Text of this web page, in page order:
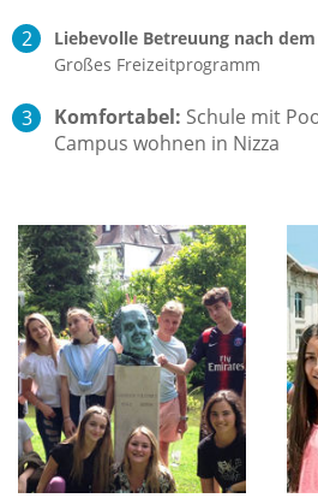
Liebevolle Betreuung nach
Großes Freizeitprogramm
Komfortabel: Schule mit
Campus wohnen in Nizza